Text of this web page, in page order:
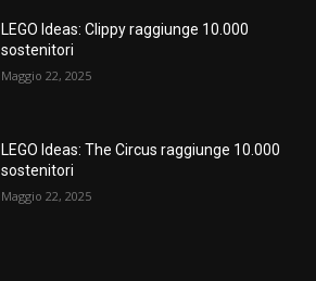
LEGO Ideas: Clippy raggiunge 10.000
sostenitori
Maggio 22, 2025
LEGO Ideas: The Circus raggiunge 10.000
sostenitori
Maggio 22, 2025